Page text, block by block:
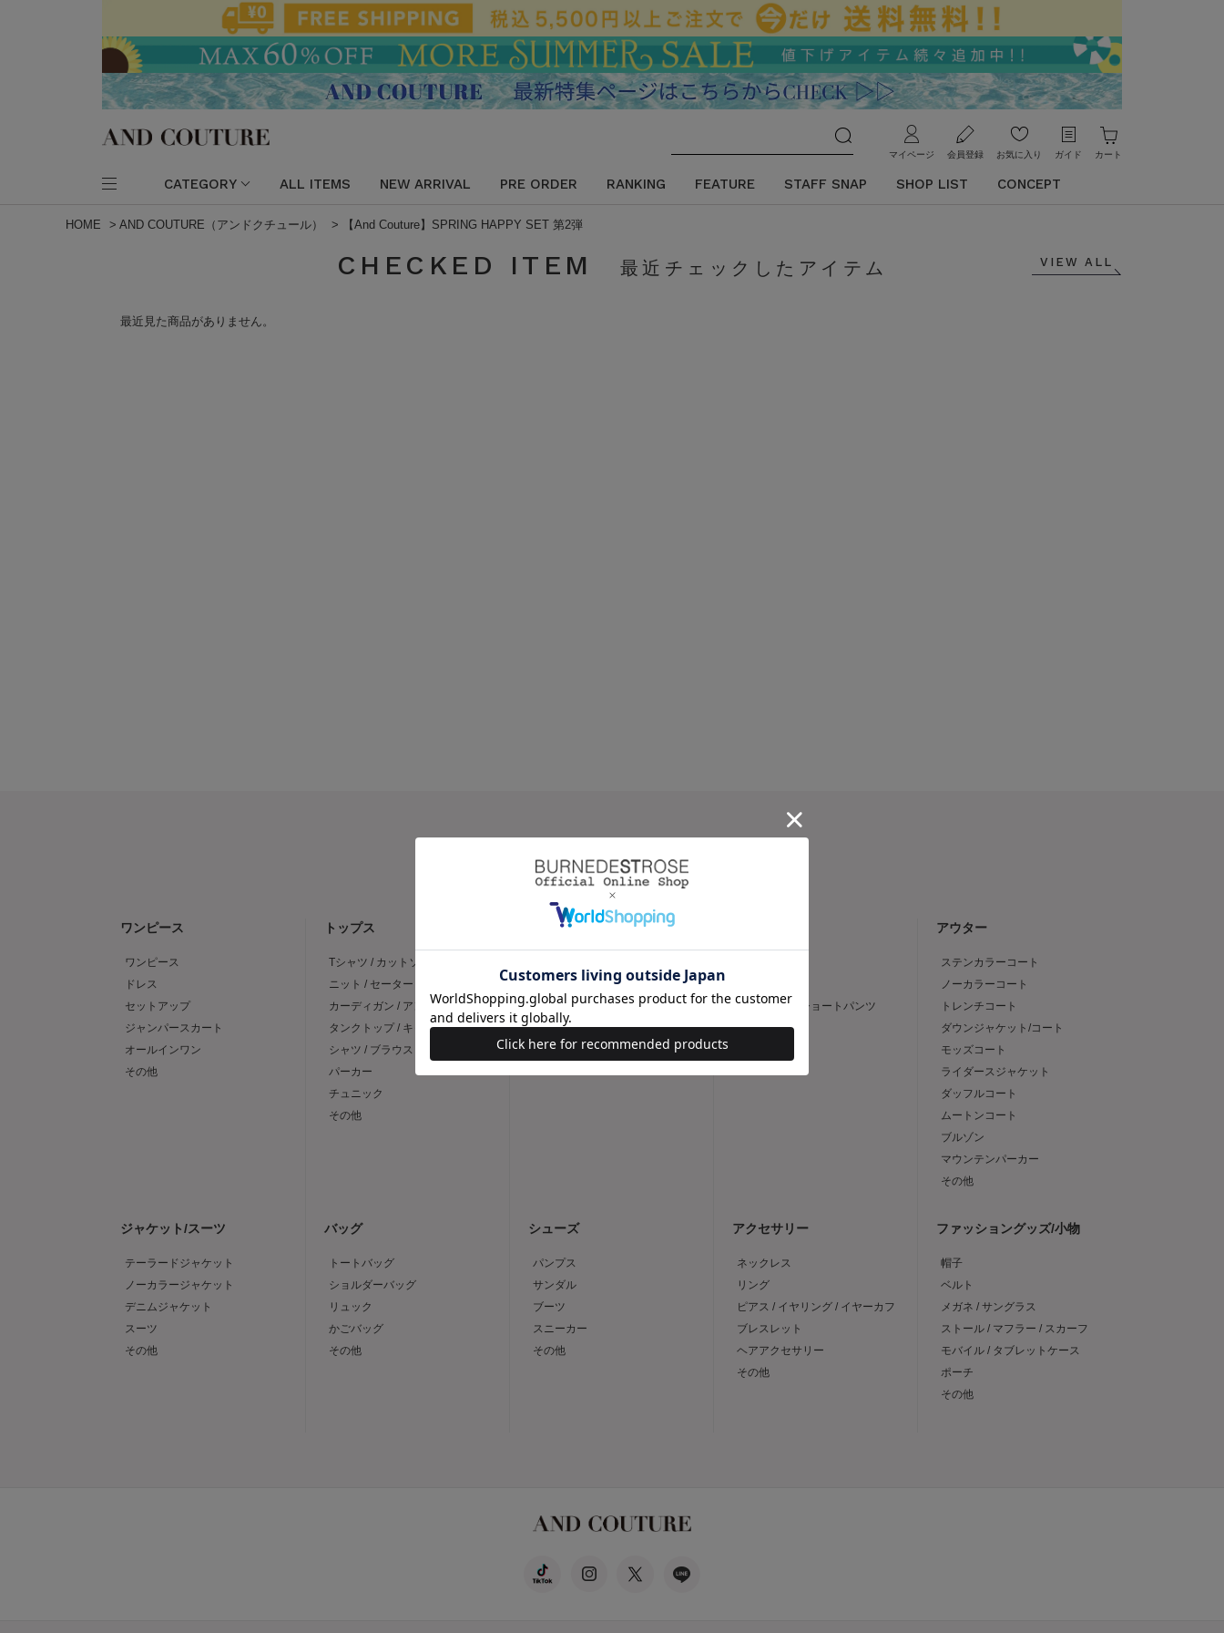
マイページ 会員登録 お気に入り ガイド カート
CATEGORY ALL ITEMS NEW ARRIVAL PRE ORDER RANKING FEATURE STAFF SNAP SHOP LIST CONCEPT
HOME > AND COUTURE（アンドクチュール） > 【And Couture】SPRING HAPPY SET 第2弾
CHECKED ITEM VIEW ALL
最近見た商品がありません。
CATEGORY
ワンピース
ワンピース
ドレス
セットアップ
ジャンパースカート
オールインワン
その他
トップス
Tシャツ / カットソー
ニット / セーター
カーディガン / アンサンブル
タンクトップ / キャミソール
シャツ / ブラウス
パーカー
チュニック
その他
スカート
タイト
台形
デニムスカート
その他
キュロット / ショートパンツ
デニム
アウター
ステンカラーコート
ノーカラーコート
トレンチコート
ダウンジャケット/コート
モッズコート
ライダースジャケット
ダッフルコート
ムートンコート
ブルゾン
マウンテンパーカー
その他
ジャケット/スーツ
テーラードジャケット
ノーカラージャケット
デニムジャケット
スーツ
その他
バッグ
トートバッグ
ショルダーバッグ
リュック
かごバッグ
その他
シューズ
パンプス
サンダル
ブーツ
スニーカー
その他
アクセサリー
ネックレス
リング
ピアス / イヤリング / イヤーカフ
ブレスレット
ヘアアクセサリー
その他
ファッショングッズ/小物
帽子
ベルト
メガネ / サングラス
ストール / マフラー / スカーフ
モバイル / タブレットケース
ポーチ
その他